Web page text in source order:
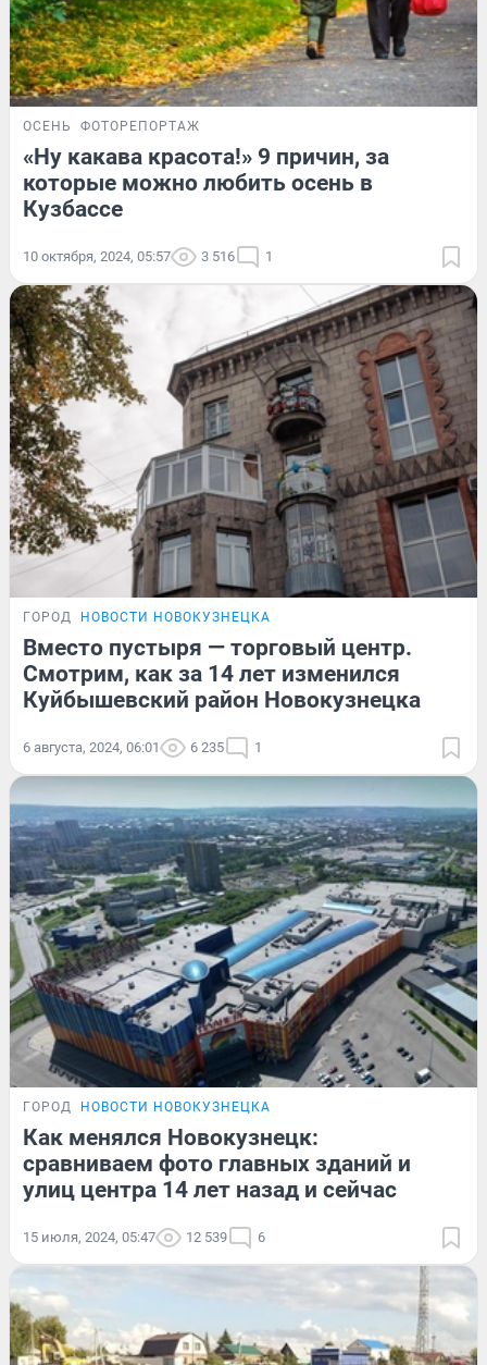
ОСЕНЬ ФОТОРЕПОРТАЖ
«Ну какава красота!» 9 причин, за
которые можно любить осень в
Кузбассе
10 октября, 2024, 05:57 3 516 1
ГОРОД НОВОСТИ НОВОКУЗНЕЦКА
Вместо пустыря — торговый центр.
Смотрим, как за 14 лет изменился
Куйбышевский район Новокузнецка
6 августа, 2024, 06:01 6 235 1
ГОРОД НОВОСТИ НОВОКУЗНЕЦКА
Как менялся Новокузнецк:
сравниваем фото главных зданий и
улиц центра 14 лет назад и сейчас
15 июля, 2024, 05:47 12 539 6